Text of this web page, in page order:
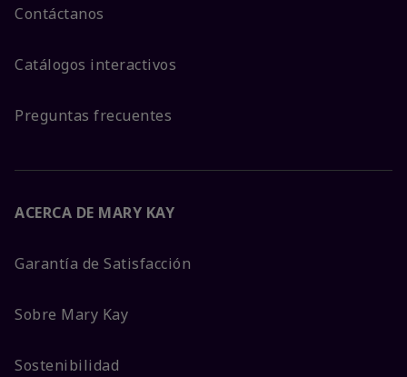
Contáctanos
Catálogos interactivos
Preguntas frecuentes
ACERCA DE MARY KAY
Garantía de Satisfacción
Sobre Mary Kay
Sostenibilidad